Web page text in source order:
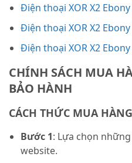
Điện thoại XOR X2
Điện thoại XOR X2
Điện thoại XOR X2
CHÍNH SÁCH MUA
BẢO HÀNH
CÁCH THỨC MUA HÀNG
Bước 1: Lựa chọn
website.